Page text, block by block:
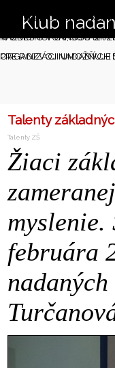
Klub
ŠKOLSKÉHO ROKA S
WORKSHOPOV, SÚŤAŽÍ
PRE ROZVOJ NADANÝCH
ÚSPEŠNE ABSOLVOVALI
KAŽDÉHO TURNUSU SA
ORGANIZÁCII UMOŽŇUJE
Talenty
Talenty ZŠ
Žiaci
februára